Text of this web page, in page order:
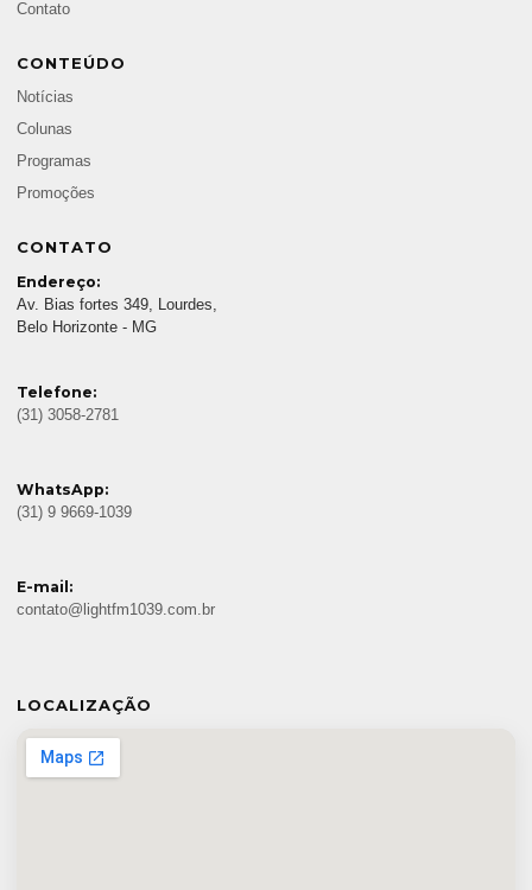
Contato
CONTEÚDO
Notícias
Colunas
Programas
Promoções
CONTATO
Endereço:
Av. Bias fortes 349, Lourdes,
Belo Horizonte - MG
Telefone:
(31) 3058-2781
WhatsApp:
(31) 9 9669-1039
E-mail:
contato@lightfm1039.com.br
LOCALIZAÇÃO